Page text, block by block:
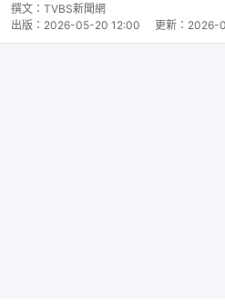
撰文： TVBS新聞網
出版： 2026-05-20 12:00 更新： 2026-